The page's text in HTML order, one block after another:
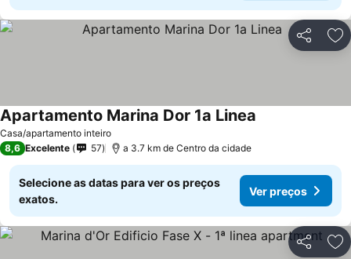
Partilhar
Casa/apartamento inteiro
Apartamento Marina Dor 1a Linea
8,6 Excelente 57 a 3.7 km de Centro da cidade
Selecione as datas para ver os preços
exatos.
Ver preços
Partilhar